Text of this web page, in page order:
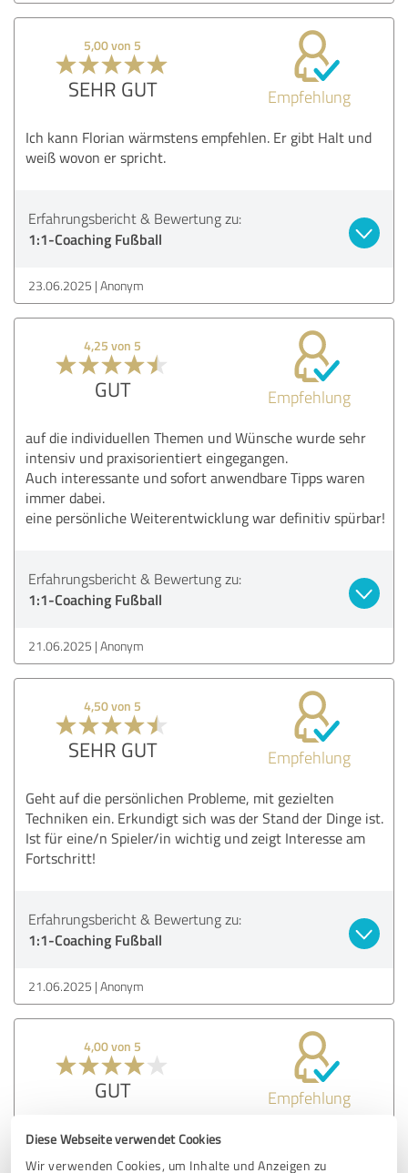
Diese Webseite verwendet Cookies
Wir verwenden Cookies, um Inhalte und Anzeigen zu
5,00 von 5
SEHR GUT Empfehlung
Ich kann Florian wärmstens empfehlen. Er gibt Halt und
weiß wovon er spricht.
Erfahrungsbericht & Bewertung zu:
1:1-Coaching Fußball
23.06.2025 Anonym
4,25 von 5
GUT Empfehlung
auf die individuellen Themen und Wünsche wurde sehr
intensiv und praxisorientiert eingegangen.
Auch interessante und sofort anwendbare Tipps waren
immer dabei.
eine persönliche Weiterentwicklung war definitiv spürbar!
Erfahrungsbericht & Bewertung zu:
1:1-Coaching Fußball
21.06.2025 Anonym
4,50 von 5
SEHR GUT Empfehlung
Geht auf die persönlichen Probleme, mit gezielten
Techniken ein. Erkundigt sich was der Stand der Dinge ist.
Ist für eine/n Spieler/in wichtig und zeigt Interesse am
Fortschritt!
Erfahrungsbericht & Bewertung zu:
1:1-Coaching Fußball
21.06.2025 Anonym
4,00 von 5
GUT Empfehlung
Bewertung zu: